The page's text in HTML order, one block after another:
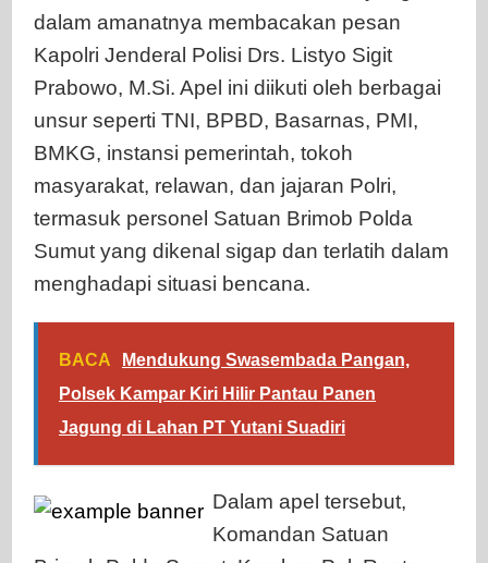
dalam amanatnya membacakan pesan
Kapolri Jenderal Polisi Drs. Listyo Sigit
Prabowo, M.Si. Apel ini diikuti oleh berbagai
unsur seperti TNI, BPBD, Basarnas, PMI,
BMKG, instansi pemerintah, tokoh
masyarakat, relawan, dan jajaran Polri,
termasuk personel Satuan Brimob Polda
Sumut yang dikenal sigap dan terlatih dalam
menghadapi situasi bencana.
BACA
Mendukung Swasembada Pangan,
Polsek Kampar Kiri Hilir Pantau Panen
Jagung di Lahan PT Yutani Suadiri
Dalam apel tersebut,
Komandan Satuan